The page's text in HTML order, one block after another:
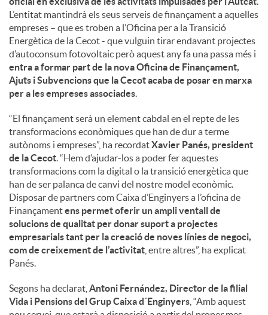
L’entitat mantindrà els seus serveis de finançament a aquelles
empreses – que es troben a l’Oficina per a la Transició
Energètica de la Cecot - que vulguin tirar endavant projectes
d’autoconsum fotovoltaic però aquest any fa una passa més i
entra a formar part de la nova Oficina de Finançament,
Ajuts i Subvencions que la Cecot acaba de posar en marxa
per a les empreses associades.
“El finançament serà un element cabdal en el repte de les
transformacions econòmiques que han de dur a terme
autònoms i empreses”, ha recordatXavier Panés, president
de la Cecot. “Hem d’ajudar-los a poder fer aquestes
transformacions com la digital o la transició energètica que
han de ser palanca de canvi del nostre model econòmic.
Disposar de partners com Caixa d’Enginyers a l’oficina de
Finançamentens permet oferir un ampli ventall de
solucions de qualitat per donar suport a projectes
empresarials tant per la creació de noves línies de negoci,
com de creixement de l’activitat , entre altres”, ha explicat
Panés.
Segons ha declarat, Antoni Fernández, Director de la filial
Vida i Pensions del Grup Caixa d´Enginyers , “Amb aquest